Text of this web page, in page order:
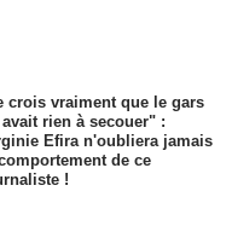
crois vraiment que le gars
rien à secouer" :
Efira n'oubliera jamais
de ce
!